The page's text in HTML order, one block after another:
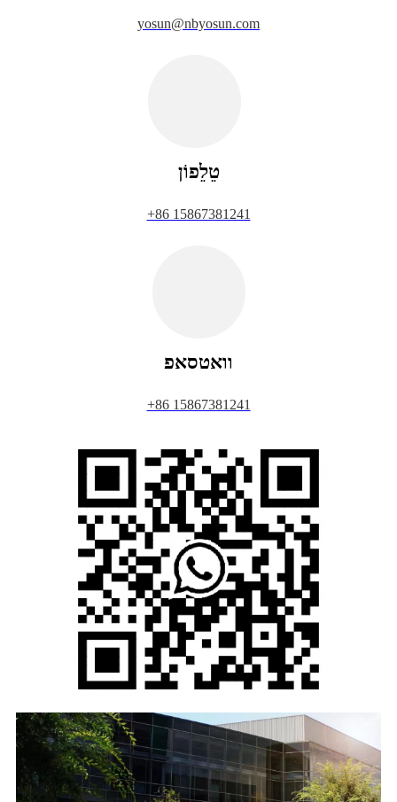
yosun@nbyosun.com
טֵלֵפוֹן
+86 15867381241
וואטסאפ
+86 15867381241